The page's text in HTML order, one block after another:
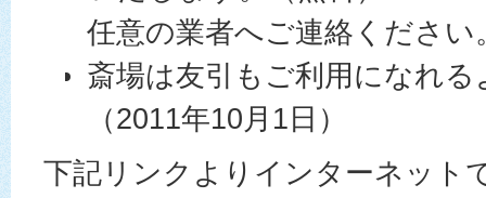
任意の業者へご連絡ください
斎場は友引もご利用になれ
（2011年10月1日）
下記リンクよりインターネット